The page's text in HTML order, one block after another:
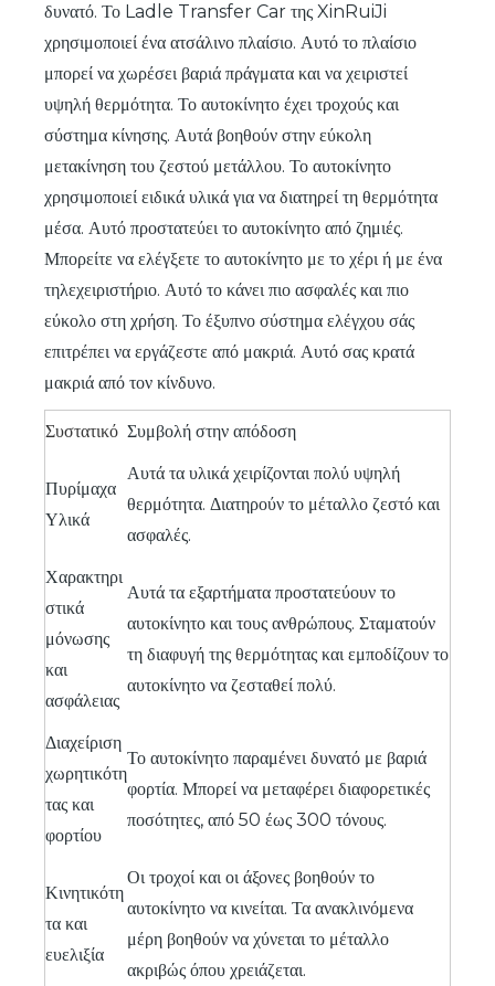
δυνατό. Το Ladle Transfer Car της XinRuiJi
χρησιμοποιεί ένα ατσάλινο πλαίσιο. Αυτό το πλαίσιο
μπορεί να χωρέσει βαριά πράγματα και να χειριστεί
υψηλή θερμότητα. Το αυτοκίνητο έχει τροχούς και
σύστημα κίνησης. Αυτά βοηθούν στην εύκολη
μετακίνηση του ζεστού μετάλλου. Το αυτοκίνητο
χρησιμοποιεί ειδικά υλικά για να διατηρεί τη θερμότητα
μέσα. Αυτό προστατεύει το αυτοκίνητο από ζημιές.
Μπορείτε να ελέγξετε το αυτοκίνητο με το χέρι ή με ένα
τηλεχειριστήριο. Αυτό το κάνει πιο ασφαλές και πιο
εύκολο στη χρήση. Το έξυπνο σύστημα ελέγχου σάς
επιτρέπει να εργάζεστε από μακριά. Αυτό σας κρατά
μακριά από τον κίνδυνο.
Συστατικό Συμβολή στην απόδοση
Πυρίμαχα
Υλικά
Αυτά τα υλικά χειρίζονται πολύ υψηλή
θερμότητα. Διατηρούν το μέταλλο ζεστό και
ασφαλές.
Χαρακτηρι
στικά
μόνωσης
και
ασφάλειας
Αυτά τα εξαρτήματα προστατεύουν το
αυτοκίνητο και τους ανθρώπους. Σταματούν
τη διαφυγή της θερμότητας και εμποδίζουν το
αυτοκίνητο να ζεσταθεί πολύ.
Διαχείριση
χωρητικότη
τας και
φορτίου
Το αυτοκίνητο παραμένει δυνατό με βαριά
φορτία. Μπορεί να μεταφέρει διαφορετικές
ποσότητες, από 50 έως 300 τόνους.
Κινητικότη
τα και
ευελιξία
Οι τροχοί και οι άξονες βοηθούν το
αυτοκίνητο να κινείται. Τα ανακλινόμενα
μέρη βοηθούν να χύνεται το μέταλλο
ακριβώς όπου χρειάζεται.